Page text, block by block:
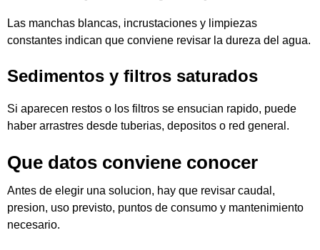
Las manchas blancas, incrustaciones y limpiezas
constantes indican que conviene revisar la dureza del agua.
Sedimentos y filtros saturados
Si aparecen restos o los filtros se ensucian rapido, puede
haber arrastres desde tuberias, depositos o red general.
Que datos conviene conocer
Antes de elegir una solucion, hay que revisar caudal,
presion, uso previsto, puntos de consumo y mantenimiento
necesario.